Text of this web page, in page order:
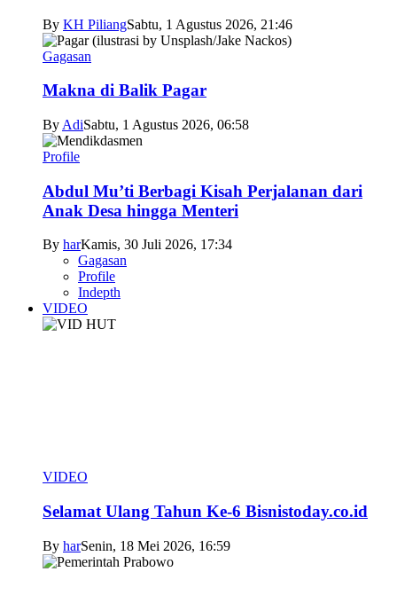
By KH PiliangSabtu, 1 Agustus 2026, 21:46
Gagasan
Makna di Balik Pagar
By AdiSabtu, 1 Agustus 2026, 06:58
Profile
Abdul Mu’ti Berbagi Kisah Perjalanan dari
Anak Desa hingga Menteri
By harKamis, 30 Juli 2026, 17:34
Gagasan
Profile
Indepth
VIDEO
VIDEO
Selamat Ulang Tahun Ke-6 Bisnistoday.co.id
By harSenin, 18 Mei 2026, 16:59